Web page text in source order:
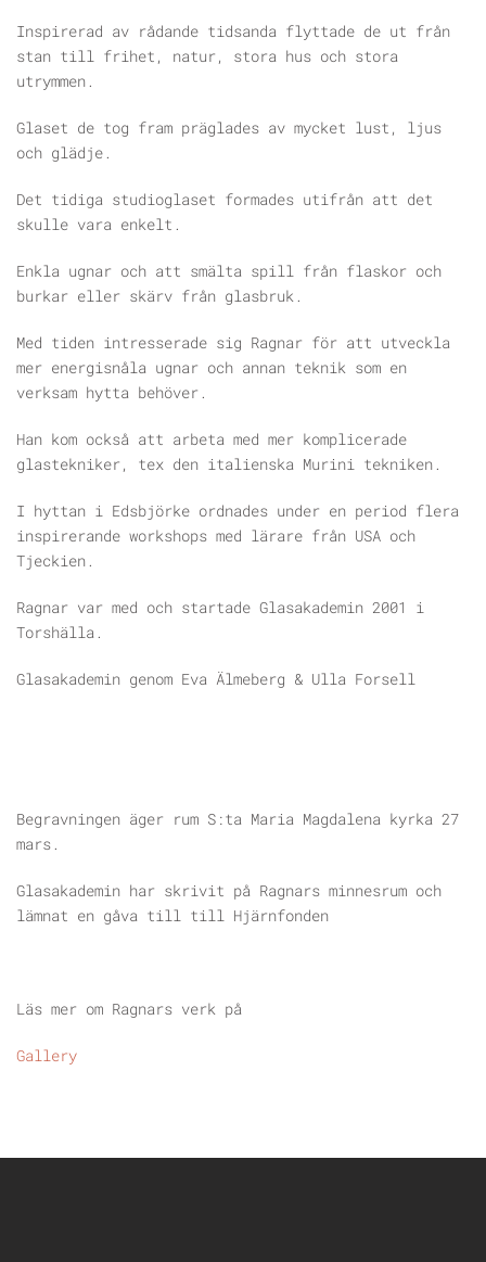
Inspirerad av rådande tidsanda flyttade de ut från
stan till frihet, natur, stora hus och stora
utrymmen.
Glaset de tog fram präglades av mycket lust, ljus
och glädje.
Det tidiga studioglaset formades utifrån att det
skulle vara enkelt.
Enkla ugnar och att smälta spill från flaskor och
burkar eller skärv från glasbruk.
Med tiden intresserade sig Ragnar för att utveckla
mer energisnåla ugnar och annan teknik som en
verksam hytta behöver.
Han kom också att arbeta med mer komplicerade
glastekniker, tex den italienska Murini tekniken.
I hyttan i Edsbjörke ordnades under en period flera
inspirerande workshops med lärare från USA och
Tjeckien.
Ragnar var med och startade Glasakademin 2001 i
Torshälla.
Glasakademin genom Eva Älmeberg & Ulla Forsell
Begravningen äger rum S:ta Maria Magdalena kyrka 27
mars.
Glasakademin har skrivit på Ragnars minnesrum och
lämnat en gåva till till Hjärnfonden
Läs mer om Ragnars verk på
Gallery